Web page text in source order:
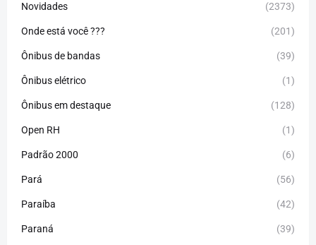
Novidades (2373)
Onde está você ??? (201)
Ônibus de bandas (39)
Ônibus elétrico (1)
Ônibus em destaque (128)
Open RH (1)
Padrão 2000 (6)
Pará (56)
Paraíba (42)
Paraná (39)